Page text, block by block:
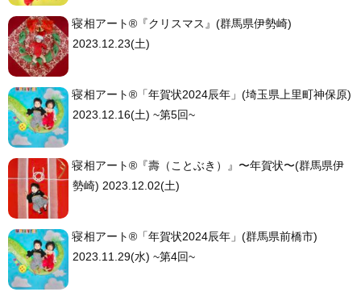
寝相アート®︎『クリスマス』(群馬県伊勢崎)
2023.12.23(土)
寝相アート®︎「年賀状2024辰年」(埼玉県上里町神保原)
2023.12.16(土) ~第5回~
寝相アート®︎『壽（ことぶき）』〜年賀状〜(群馬県伊
勢崎) 2023.12.02(土)
寝相アート®︎「年賀状2024辰年」(群馬県前橋市)
2023.11.29(水) ~第4回~